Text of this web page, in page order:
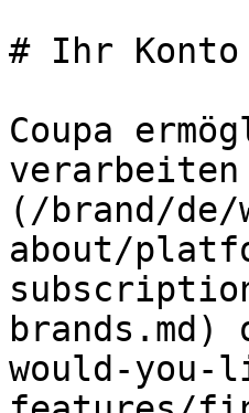
# Ihr Konto
Coupa
verarbeiten
(/brand/
about/
would-